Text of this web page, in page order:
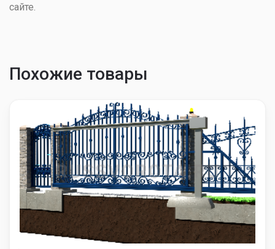
сайте.
Похожие товары